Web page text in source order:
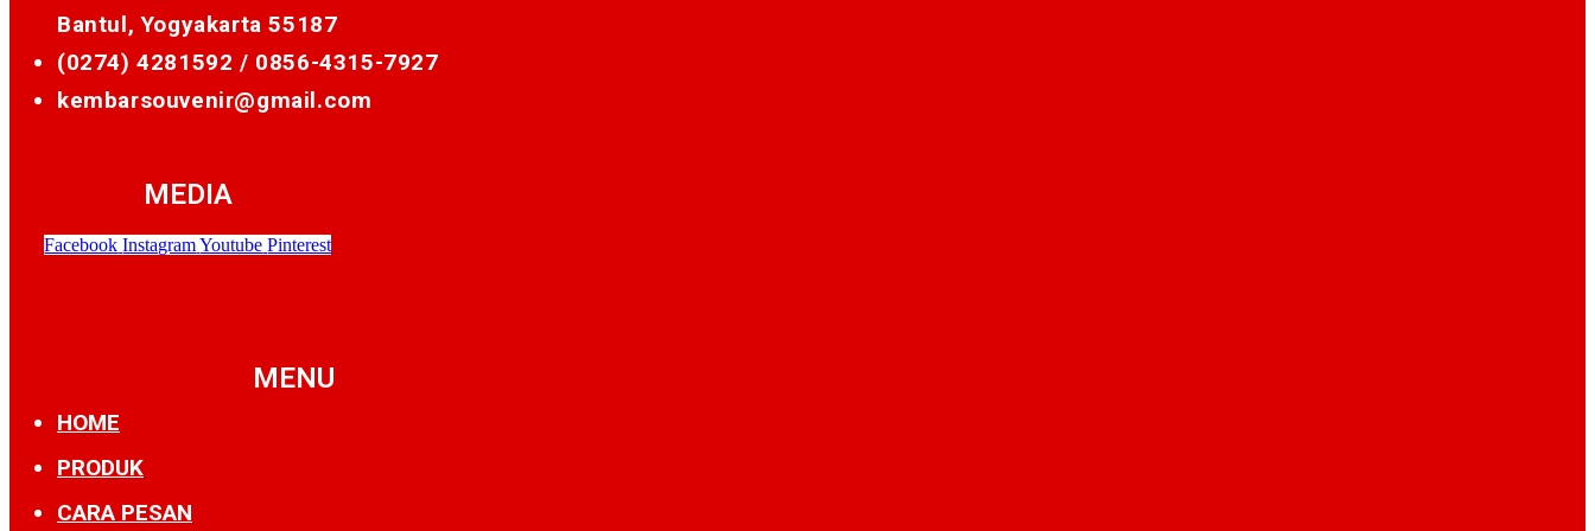
Bantul, Yogyakarta 55187
(0274) 4281592 / 0856-4315-7927
kembarsouvenir@gmail.com
MEDIA
Facebook Instagram Youtube Pinterest
MENU
HOME
PRODUK
CARA PESAN